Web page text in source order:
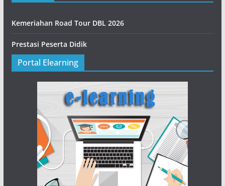
Kemeriahan Road Tour DBL 2026
Prestasi Peserta Didik
Portal Elearning